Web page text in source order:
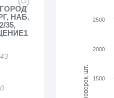
ГОРОД
НАБ.
35,
Bar chart
The chart
1500
2000
2500